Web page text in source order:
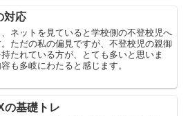
対応
ネットを見ていると学校側の不登校児へ
ただの私の偏見ですが、不登校児の親御
たれている方が、とても多いと思いま
も多岐にわたると感じます。
の基礎トレ